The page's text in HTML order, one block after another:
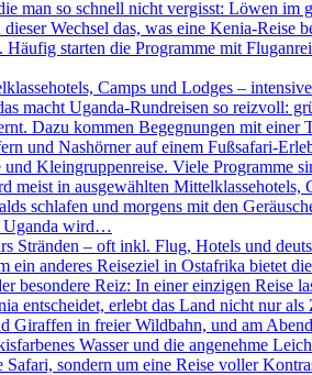
man so schnell nicht vergisst: Löwen
Wechsel das, was eine Kenia-Reise
starten die Programme mit
Camps und Lodges –
macht Uganda-Rundreisen so reizvoll:
Dazu kommen Begegnungen mit
und Nashörner auf einem Fußsafari-
Kleingruppenreise. Viele Programme
meist in ausgewählten
schlafen und morgens mit den
Uganda wird…
Stränden – oft inkl. Flug, Hotels und
anderes Reiseziel in Ostafrika bietet
Reiz: In einer einzigen Reise
entscheidet, erlebt das Land nicht nur
Giraffen in freier Wildbahn, und am
Wasser und die angenehme
sondern um eine Reise voller